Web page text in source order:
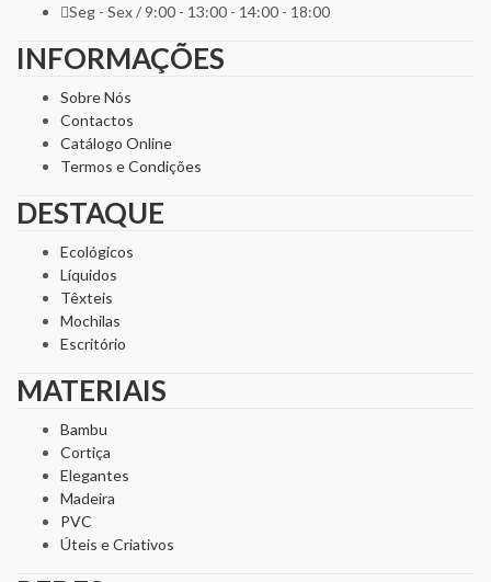
Seg - Sex / 9:00 - 13:00 - 14:00 - 18:00
INFORMAÇÕES
Sobre Nós
Contactos
Catálogo Online
Termos e Condições
DESTAQUE
Ecológicos
Líquidos
Têxteis
Mochilas
Escritório
MATERIAIS
Bambu
Cortiça
Elegantes
Madeira
PVC
Úteis e Criativos